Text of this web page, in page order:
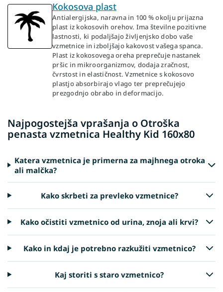
Kokosova plast
Antialergijska, naravna in 100 % okolju prijazna
plast iz kokosovih orehov. Ima številne pozitivne
lastnosti, ki podaljšajo življenjsko dobo vaše
vzmetnice in izboljšajo kakovost vašega spanca.
Plast iz kokosovega oreha preprečuje nastanek
pršic in mikroorganizmov, dodaja zračnost,
čvrstost in elastičnost. Vzmetnice s kokosovo
plastjo absorbirajo vlago ter preprečujejo
prezgodnjo obrabo in deformacijo.
Najpogostejša vprašanja o Otroška
penasta vzmetnica Healthy Kid 160x80
Katera vzmetnica je primerna za majhnega otroka
ali malčka?
Kako skrbeti za prevleko vzmetnice?
Kako očistiti vzmetnico od urina, znoja ali krvi?
Kako in kdaj je potrebno razkužiti vzmetnico?
Kaj storiti s staro vzmetnico?